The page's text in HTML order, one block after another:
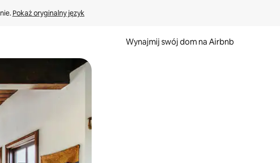
Pokaż oryginalny język
Wynajmij swój dom na Airbnb